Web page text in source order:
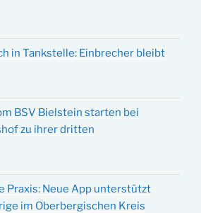
in Tankstelle: Einbrecher bleibt
BSV Bielstein starten bei
zu ihrer dritten
Praxis: Neue App unterstützt
im Oberbergischen Kreis